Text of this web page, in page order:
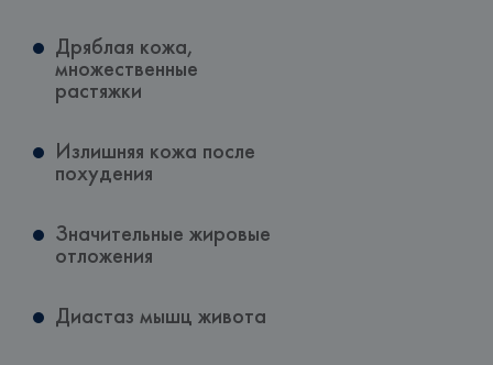
Дряблая кожа,
множественные
растяжки
Излишняя кожа после
похудения
Значительные жировые
отложения
Диастаз мышц живота